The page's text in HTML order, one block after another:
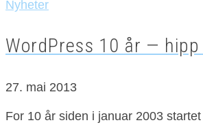
Nyheter
WordPress 10 år —
27. mai 2013
For 10 år siden i januar 2003